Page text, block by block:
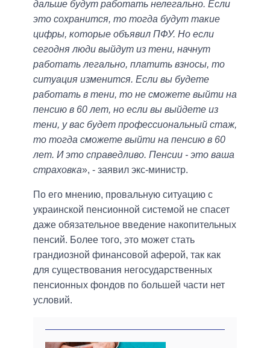
дальше будут работать нелегально. Если
это сохранится, то тогда будут такие
цифры, которые объявил ПФУ. Но если
сегодня люди выйдут из тени, начнут
работать легально, платить взносы, то
ситуация изменится. Если вы будете
работать в тени, то не сможете выйти на
пенсию в 60 лет, но если вы выйдете из
тени, у вас будет профессиональный стаж,
то тогда сможете выйти на пенсию в 60
лет. И это справедливо. Пенсии - это ваша
страховка», - заявил экс-министр.
По его мнению, провальную ситуацию с
украинской пенсионной системой не спасет
даже обязательное введение накопительных
пенсий. Более того, это может стать
грандиозной финансовой аферой, так как
для существования негосударственных
пенсионных фондов по большей части нет
условий.